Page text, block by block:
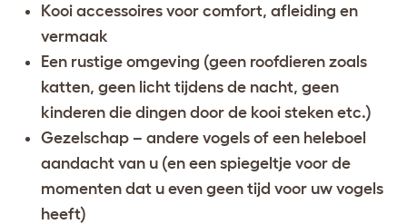
Kooi accessoires voor comfort, afleiding en
vermaak
Een rustige omgeving (geen roofdieren zoals
katten, geen licht tijdens de nacht, geen
kinderen die dingen door de kooi steken etc.)
Gezelschap – andere vogels of een heleboel
aandacht van u (en een spiegeltje voor de
momenten dat u even geen tijd voor uw vogels
heeft)